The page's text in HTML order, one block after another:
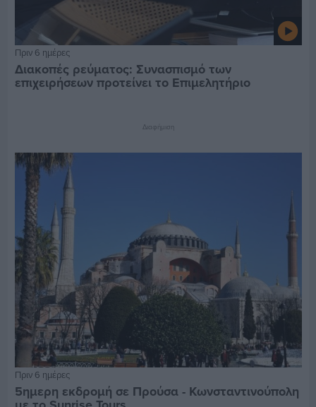
Πριν 6 ημέρες
Διακοπές ρεύματος: Συνασπισμό των
επιχειρήσεων προτείνει το Επιμελητήριο
Διαφήμιση
Πριν 6 ημέρες
5ημερη εκδρομή σε Προύσα - Κωνσταντινούπολη